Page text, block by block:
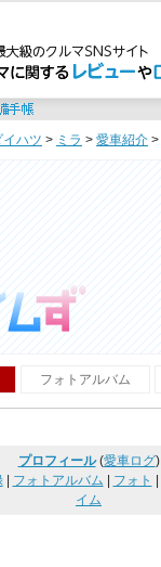
イハツ > ミラ > 愛車紹介 >
フォトアルバム
プロフィール(愛車ログ)
| フォトアルバム フォト
イム